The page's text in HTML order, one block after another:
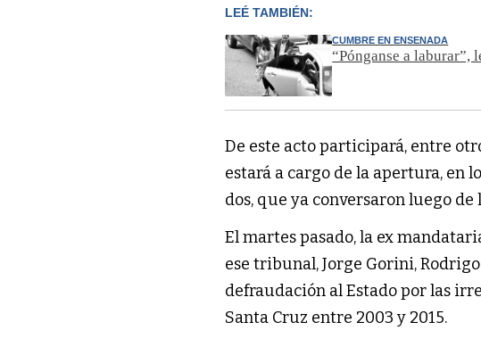
LEÉ TAMBIÉN:
CUMBRE EN ENSENADA
“Pónganse a
De este acto participará, entre
estará a cargo de la apertura, en
dos, que ya conversaron luego
El martes pasado, la ex
ese tribunal, Jorge Gorini,
defraudación al Estado por las
Santa Cruz entre 2003 y 2015.